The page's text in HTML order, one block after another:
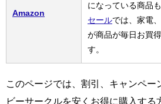
Amazon
になっている商品
セールでは、家電
が商品が毎日お買
す。
このページでは、割引、キャンペー
ビーサークルを安くお得に購入する